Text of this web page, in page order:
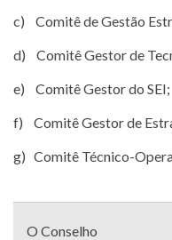
c) Comitê de Gestão
d) Comitê Gestor de
e) Comitê Gestor do SEI;
f) Comitê Gestor de
g) Comitê Técnico-
com
O Conselho